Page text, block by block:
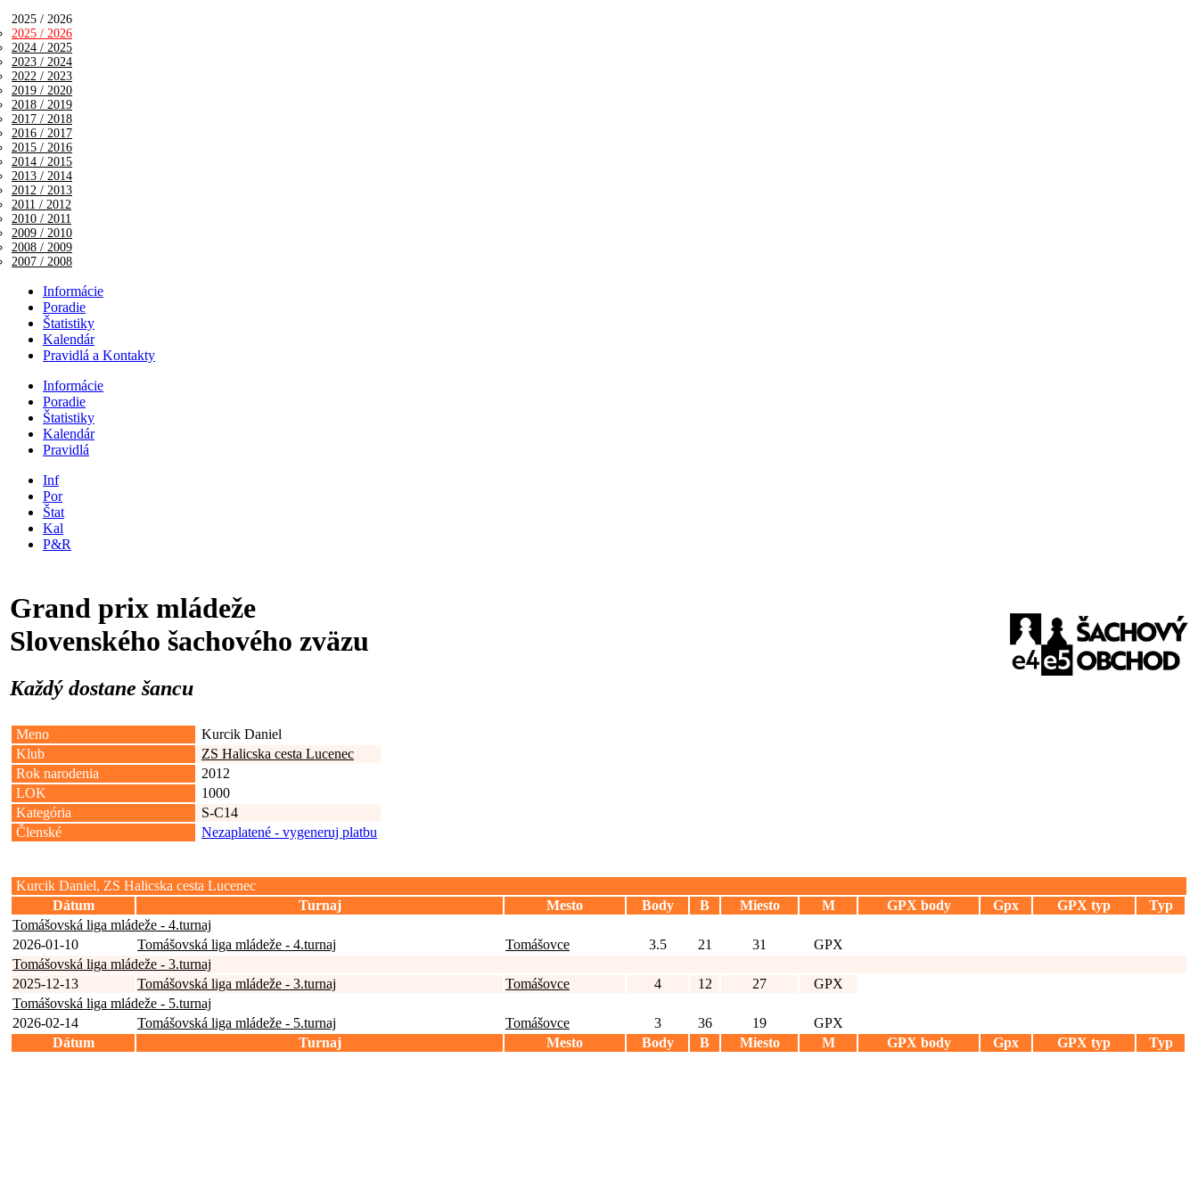
2025 / 2026
2025 / 2026
2024 / 2025
2023 / 2024
2022 / 2023
2019 / 2020
2018 / 2019
2017 / 2018
2016 / 2017
2015 / 2016
2014 / 2015
2013 / 2014
2012 / 2013
2011 / 2012
2010 / 2011
2009 / 2010
2008 / 2009
2007 / 2008
Informácie
Poradie
Štatistiky
Kalendár
Pravidlá a Kontakty
Informácie
Poradie
Štatistiky
Kalendár
Pravidlá
Inf
Por
Štat
Kal
P&R
Grand prix mládeže
Slovenského šachového zväzu
Každý dostane šancu
Meno
Kurcik Daniel
Klub
ZS Halicska cesta Lucenec
Rok narodenia
2012
LOK
1000
Kategória
S-C14
Členské
Nezaplatené - vygeneruj platbu
Kurcik Daniel, ZS Halicska cesta Lucenec
Dátum
Turnaj Mesto Body B Miesto M GPX body Gpx GPX typ
Typ
Tomášovská liga mládeže - 4.turnaj
2026-01-10
Tomášovská liga mládeže - 4.turnaj Tomášovce 3.5 21 31
GPX
Tomášovská liga mládeže - 3.turnaj
2025-12-13
Tomášovská liga mládeže - 3.turnaj Tomášovce 4 12 27
GPX
Tomášovská liga mládeže - 5.turnaj
2026-02-14
Tomášovská liga mládeže - 5.turnaj Tomášovce 3 36 19
GPX
Dátum
Turnaj Mesto Body B Miesto M GPX body Gpx GPX typ Typ